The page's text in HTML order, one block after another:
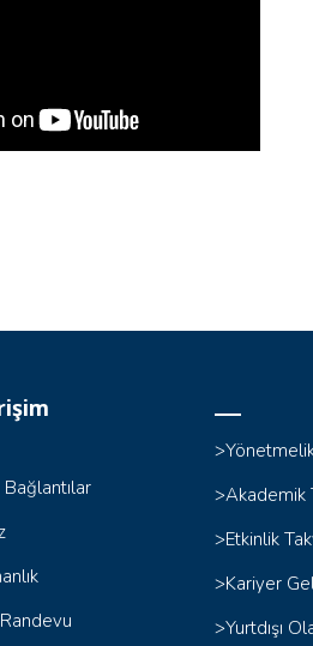
Bağlantılar
>Akademik
>Etkinlik
>Kariyer
>Yurtdışı